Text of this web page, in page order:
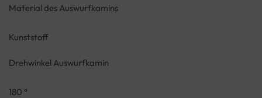
Material des Auswurfkamins
Kunststoff
Drehwinkel Auswurfkamin
180 °